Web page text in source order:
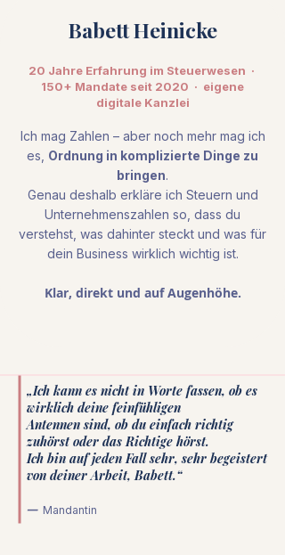
Babett Heinicke
20 Jahre Erfahrung im Steuerwesen ·
150+ Mandate seit 2020 · eigene
digitale Kanzlei
Ich mag Zahlen – aber noch mehr mag ich
es, Ordnung in komplizierte Dinge zu
bringen.
​Genau deshalb erkläre ich Steuern und
Unternehmenszahlen so, dass du
verstehst, was dahinter steckt und was für
dein Business wirklich wichtig ist.
Klar, direkt und auf Augenhöhe.
„Ich kann es nicht in Worte fassen, ob es
wirklich deine feinfühligen
Antennen sind, ob du einfach richtig
zuhörst oder das Richtige hörst.
Ich bin auf jeden Fall sehr, sehr begeistert
von deiner Arbeit, Babett.“
— Mandantin